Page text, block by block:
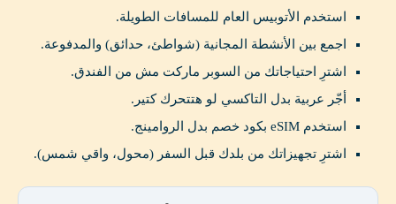
استخدم الأتوبيس العام للمسافات الطويلة.
اجمع بين الأنشطة المجانية (شواطئ، حدائق) والمدفوعة.
اشترِ احتياجاتك من السوبر ماركت مش من الفندق.
أجّر عربية بدل التاكسي لو هتتحرك كتير.
استخدم eSIM بكود خصم بدل الروامينج.
اشترِ تجهيزاتك من بلدك قبل السفر (محول، واقي شمس).